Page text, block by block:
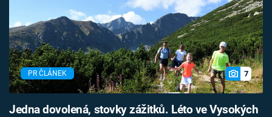
PR ČLÁNEK 7
Jedna dovolená, stovky zážitků. Léto ve Vysokých